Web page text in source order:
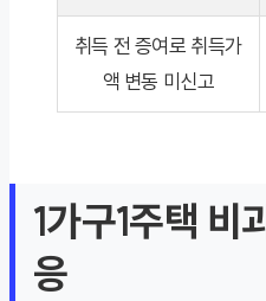
취득 전 증여로 취득가
액 변동 미신고
1가구1주택 비
응